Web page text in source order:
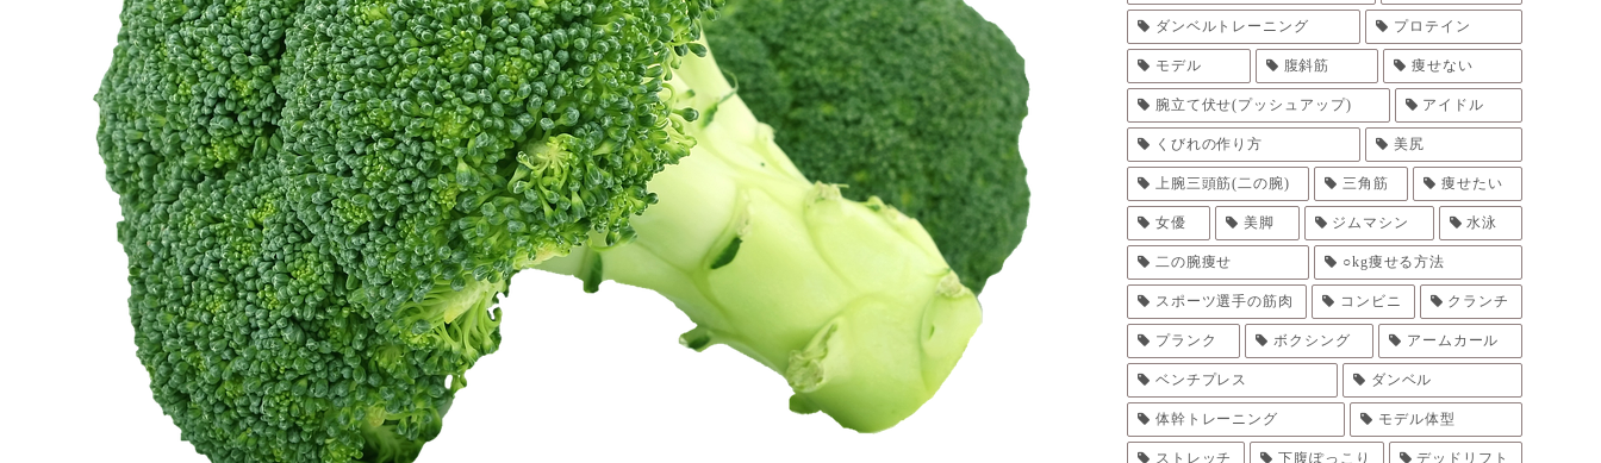
ダンベルトレーニング プロテイン
モデル 腹斜筋 痩せない
腕立て伏せ(プッシュアップ) アイドル
くびれの作り方 美尻
上腕三頭筋(二の腕) 三角筋 痩せたい
女優 美脚 ジムマシン 水泳
二の腕痩せ ○kg痩せる方法
スポーツ選手の筋肉 コンビニ クランチ
プランク ボクシング アームカール
ベンチプレス ダンベル
体幹トレーニング モデル体型
ストレッチ 下腹ぽっこり デッドリフト